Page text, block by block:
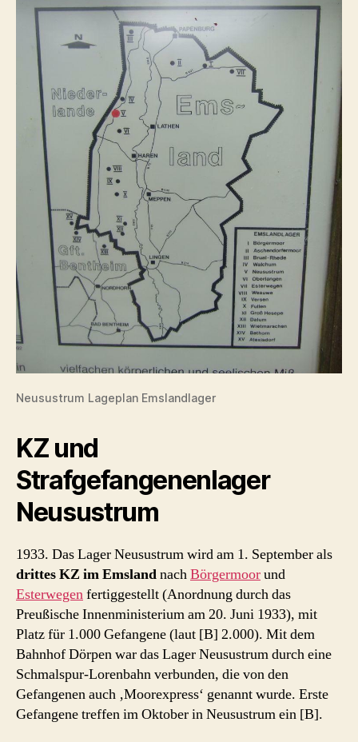
Neusustrum Lageplan Emslandlager
KZ und
Strafgefangenenlager
Neusustrum
1933. Das Lager Neusustrum wird am 1. September als
drittes KZ im EmslandnachBörgermoorund
Esterwegenfertiggestellt (Anordnung durch das
Preußische Innenministerium am 20. Juni 1933), mit
Platz für 1.000 Gefangene (laut [B] 2.000). Mit dem
Bahnhof Dörpen war das Lager Neusustrum durch eine
Schmalspur-Lorenbahn verbunden, die von den
Gefangenen auch ‚Moorexpress‘ genannt wurde. Erste
Gefangene treffen im Oktober in Neusustrum ein [B].